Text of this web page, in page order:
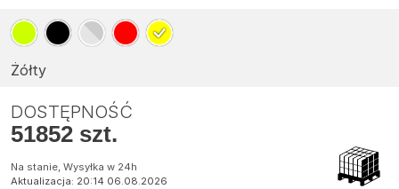
Żółty
DOSTĘPNOŚĆ
51852 szt.
Na stanie, Wysyłka w 24h
Aktualizacja: 20:14 06.08.2026